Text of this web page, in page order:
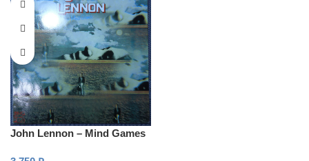
John Lennon – Mind Games